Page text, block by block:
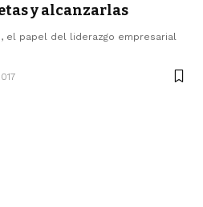
y alcanzarlas
el papel del liderazgo empresarial